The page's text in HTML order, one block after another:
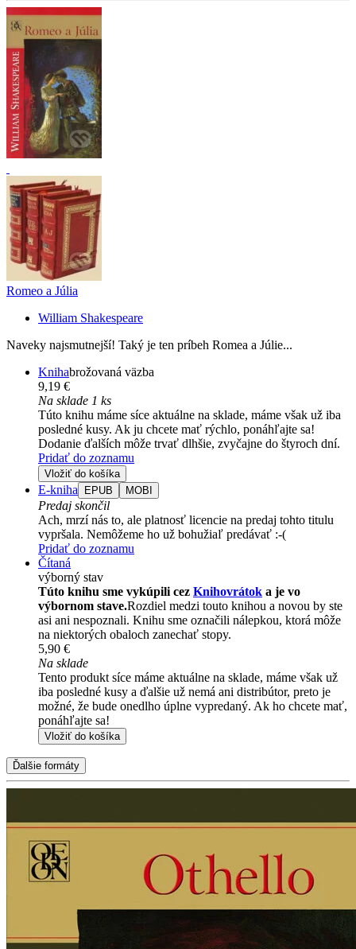
Romeo a Júlia
William Shakespeare
Naveky najsmutnejší! Taký je ten príbeh Romea a Júlie...
Knihabrožovaná väzba
9,19 €
Na sklade 1 ks
Túto knihu máme síce aktuálne na sklade, máme však už iba
posledné kusy. Ak ju chcete mať rýchlo, ponáhľajte sa!
Dodanie ďalších môže trvať dlhšie, zvyčajne do štyroch dní.
Pridať do zoznamu
Vložiť do košíka
E-kniha EPUB MOBI
Predaj skončil
Ach, mrzí nás to, ale platnosť licencie na predaj tohto titulu
vypršala. Nemôžeme ho už bohužiaľ predávať :-(
Pridať do zoznamu
Čítaná
výborný stav
Túto knihu sme vykúpili cez Knihovrátok a je vo
výbornom stave.Rozdiel medzi touto knihou a novou by ste
asi ani nespoznali. Knihu sme označili nálepkou, ktorá môže
na niektorých obaloch zanechať stopy.
5,90 €
Na sklade
Tento produkt síce máme aktuálne na sklade, máme však už
iba posledné kusy a ďalšie už nemá ani distribútor, preto je
možné, že bude onedlho úplne vypredaný. Ak ho chcete mať,
ponáhľajte sa!
Vložiť do košíka
Ďalšie formáty